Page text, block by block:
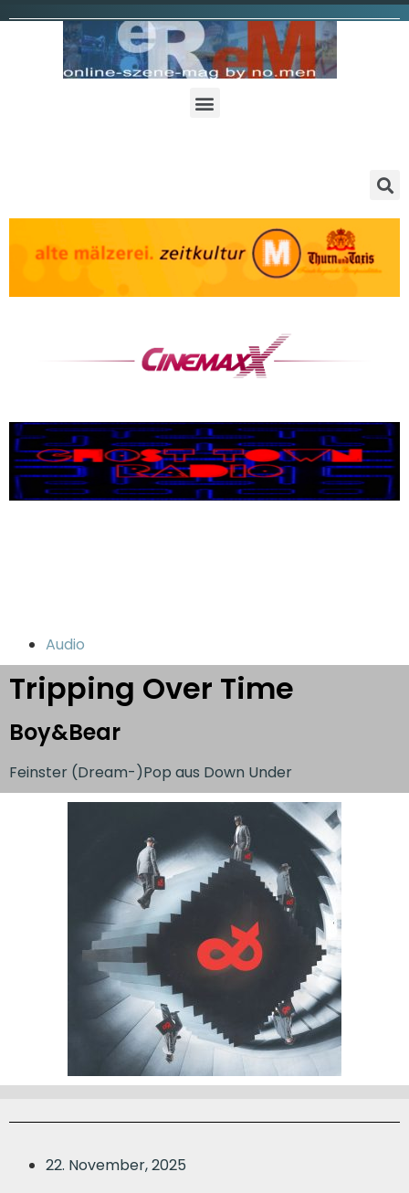
Audio
Tripping Over Time
Boy&Bear
Feinster (Dream-)Pop aus Down Under
22. November, 2025